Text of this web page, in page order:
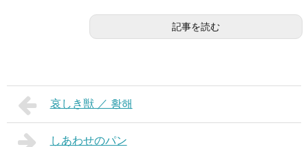
記事を読む
哀しき獣 ／ 황해
しあわせのパン